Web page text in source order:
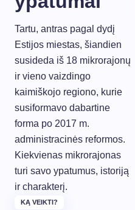
Tartu, antras pagal dydį
Estijos miestas, šiandien
susideda iš 18 mikrorajonų
ir vieno vaizdingo
kaimiškojo regiono, kurie
susiformavo dabartine
forma po 2017 m.
administracinės reformos.
Kiekvienas mikrorajonas
turi savo ypatumus, istoriją
ir charakterį.
KĄ VEIKTI?